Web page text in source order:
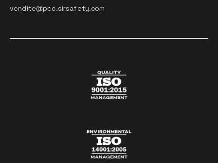
vendite@pec.sirsafety.com